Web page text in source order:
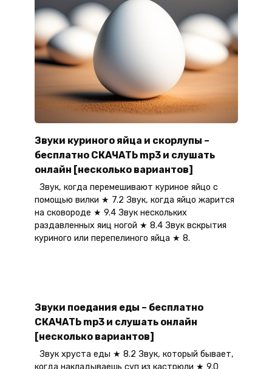
Звуки куриного яйца и скорлупы –
бесплатно СКАЧАТЬ mp3 и слушать
онлайн [несколько вариантов]
Звук, когда перемешивают куриное яйцо с
помощью вилки ★ 7.2 Звук, когда яйцо жарится
на сковороде ★ 9.4 Звук нескольких
раздавленных яиц ногой ★ 8.4 Звук вскрытия
куриного или перепелиного яйца ★ 8.
Звуки поедания еды – бесплатно
СКАЧАТЬ mp3 и слушать онлайн
[несколько вариантов]
Звук хруста еды ★ 8.2 Звук, который бывает,
когда накладываешь суп из кастрюли ★ 9.0